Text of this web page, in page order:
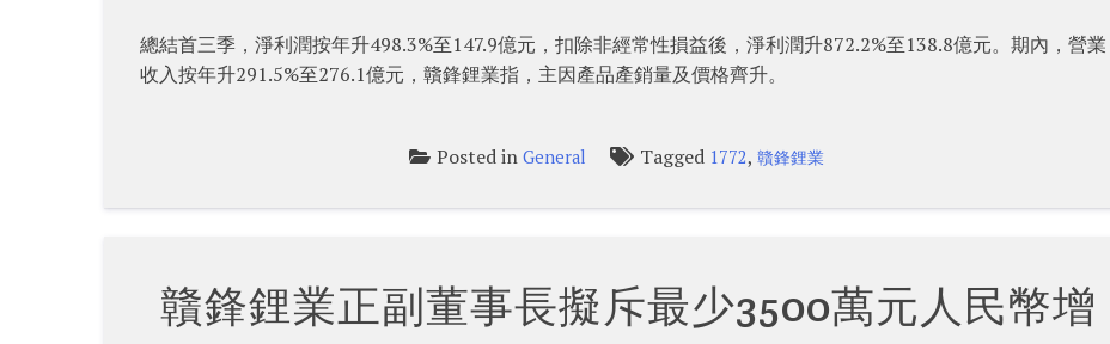
總結首三季，淨利潤按年升498.3%至147.9億元，扣除非經常性損益後，淨利潤升872.2%至138.8億元。期內，營業
收入按年升291.5%至276.1億元，贛鋒鋰業指，主因產品產銷量及價格齊升。
Posted inGeneral Tagged 1772,贛鋒鋰業
贛鋒鋰業正副董事長擬斥最少3500萬元人民幣增